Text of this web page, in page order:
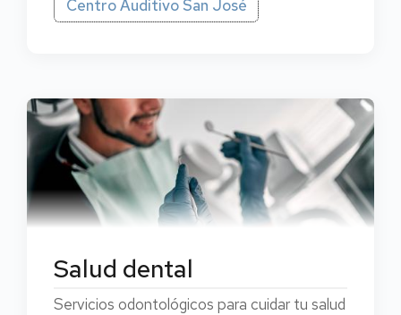
Centro Auditivo San José
Salud dental
Servicios odontológicos para cuidar tu salud